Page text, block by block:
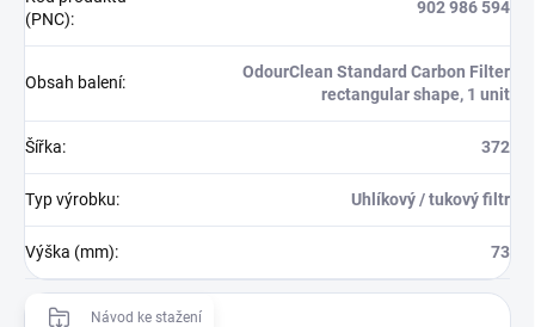
(PNC):
902 986 594
Obsah balení:
OdourClean Standard Carbon Filter
rectangular shape, 1 unit
Šířka: 372
Typ výrobku: Uhlíkový / tukový filtr
Výška (mm): 73
Návod ke stažení